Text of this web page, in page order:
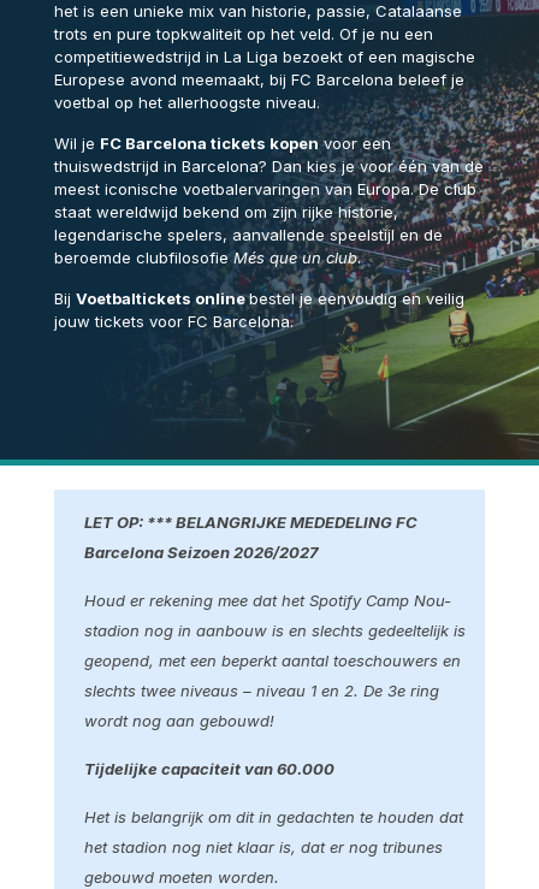
het is een unieke mix van historie, passie, Catalaanse
trots en pure topkwaliteit op het veld. Of je nu een
competitiewedstrijd in La Liga bezoekt of een magische
Europese avond meemaakt, bij FC Barcelona beleef je
voetbal op het allerhoogste niveau.
Wil je FC Barcelona tickets kopenvoor een
thuiswedstrijd in Barcelona? Dan kies je voor één van de
meest iconische voetbalervaringen van Europa. De club
staat wereldwijd bekend om zijn rijke historie,
legendarische spelers, aanvallende speelstijl en de
beroemde clubfilosofie Més que un club.
Bij Voetbaltickets onlinebestel je eenvoudig en veilig
jouw tickets voor FC Barcelona.
LET OP: *** BELANGRIJKE MEDEDELING FC
Barcelona Seizoen 2026/2027
Houd er rekening mee dat het Spotify Camp Nou-
stadion nog in aanbouw is en slechts gedeeltelijk is
geopend, met een beperkt aantal toeschouwers en
slechts twee niveaus – niveau 1 en 2. De 3e ring
wordt nog aan gebouwd!
Tijdelijke capaciteit van 60.000
Het is belangrijk om dit in gedachten te houden dat
het stadion nog niet klaar is, dat er nog tribunes
gebouwd moeten worden.